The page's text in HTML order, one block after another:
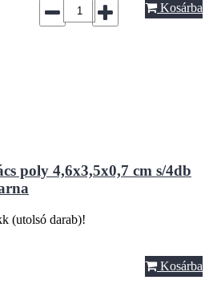
Kosárba
poly 4,6x3,5x0,7 cm s/4db
(utolsó darab)!
Kosárba